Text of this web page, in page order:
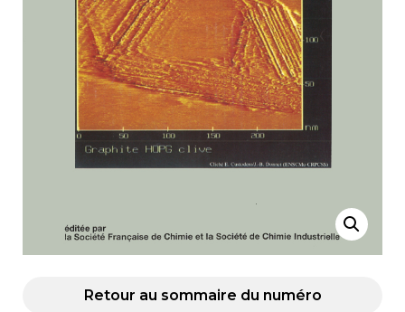
Retour au sommaire du numéro